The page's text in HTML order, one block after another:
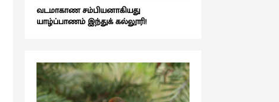
வடமாகாண சம்பியனாகியது
யாழ்ப்பாணம் இந்துக் கல்லூரி!